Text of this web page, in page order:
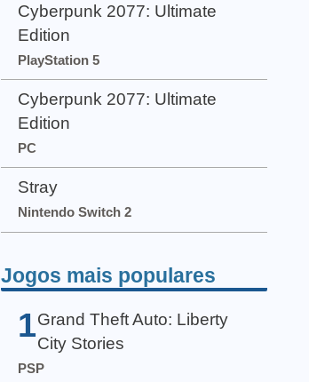
Cyberpunk 2077: Ultimate
Edition
PlayStation 5
Cyberpunk 2077: Ultimate
Edition
PC
Stray
Nintendo Switch 2
Jogos mais populares
1 Grand Theft Auto: Liberty
City Stories
PSP